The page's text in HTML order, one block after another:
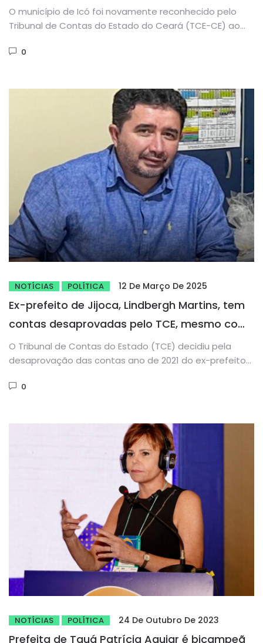
à educação ambiental
O município de Icó foi novamente reconhecido pelo
Tribunal de Contas do Estado do Ceará (TCE-CE) ao
0
NOTÍCIAS POLÍTICA 12 De Março De 2025
Ex-prefeito de Jijoca, Lindbergh Martins, tem
contas desaprovadas pelo TCE, mesmo com
parecer favorável do MPC
O Tribunal de Contas do Estado (TCE) decidiu pela
desaprovação das contas ano de 2021 do ex-prefeito
0
NOTÍCIAS POLÍTICA 24 De Outubro De 2023
Prefeita de Tauá Patrícia Aguiar é bicampeã